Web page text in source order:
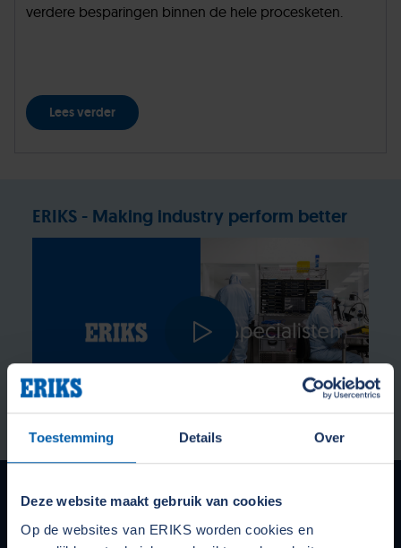
Toestemming Details Over
Deze website maakt gebruik van cookies
Op de websites van ERIKS worden cookies en
verdere besparingen binnen de hele procesketen.
Lees verder
ERIKS - Making industry perform better